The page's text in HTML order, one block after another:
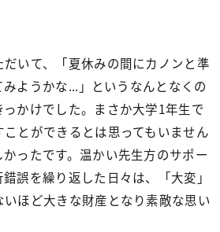
いて、「夏休みの間にカノンと準
ようかな...」というなんとなくの
かけでした。まさか大学1年生で
とができるとは思ってもいません
ったです。温かい先生方のサポー
誤を繰り返した日々は、「大変」
ほど大きな財産となり素敵な思い